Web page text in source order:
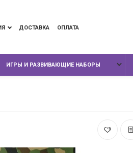
ДОСТАВКА ОПЛАТА
ИГРЫ И РАЗВИВАЮЩИЕ НАБОРЫ